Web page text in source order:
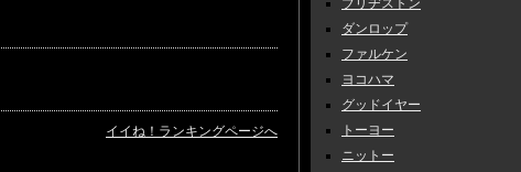
イイね！ランキングページへ
ブリヂストン
ダンロップ
ファルケン
ヨコハマ
グッドイヤー
トーヨー
ニットー